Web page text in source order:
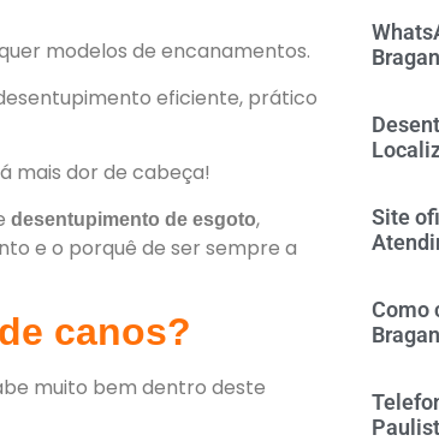
modelos de encanamentos.
eficiente, prático
mais dor de cabeça!
desentupimento de esgoto,
e o porquê de ser sempre a
canos?
muito bem dentro deste
Site
Como